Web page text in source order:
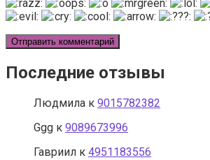
Последние отзывы
Людмила к 9015782382
Ggg к 9089673996
Гавриил к 4951183556